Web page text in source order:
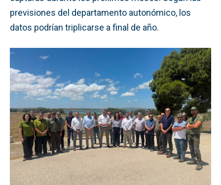
previsiones del departamento autonómico, los
datos podrían triplicarse a final de año.